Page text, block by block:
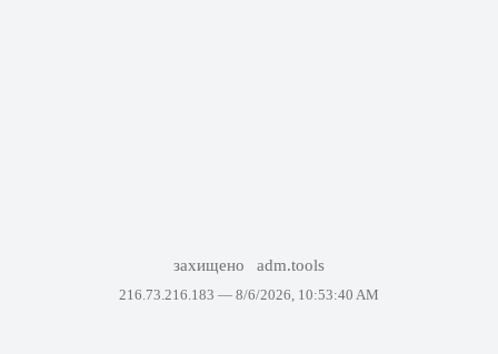
захищено adm.tools
216.73.216.183 — 8/6/2026, 10:53:40 AM